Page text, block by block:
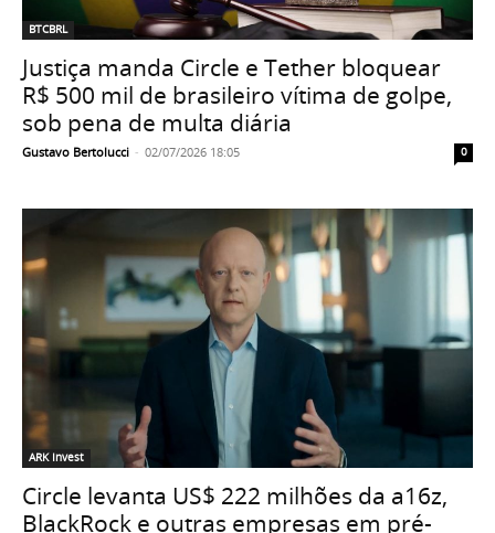
BTCBRL
Justiça manda Circle e Tether bloquear
R$ 500 mil de brasileiro vítima de golpe,
sob pena de multa diária
Gustavo Bertolucci - 02/07/2026 18:05 0
ARK Invest
Circle levanta US$ 222 milhões da a16z,
BlackRock e outras empresas em pré-